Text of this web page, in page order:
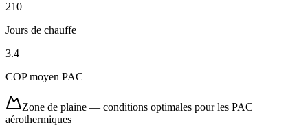
210
Jours de chauffe
3.4
COP moyen PAC
Zone de plaine — conditions optimales pour les PAC
aérothermiques